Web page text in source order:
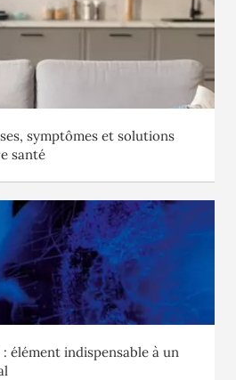
symptômes et solutions
santé
élément indispensable à un